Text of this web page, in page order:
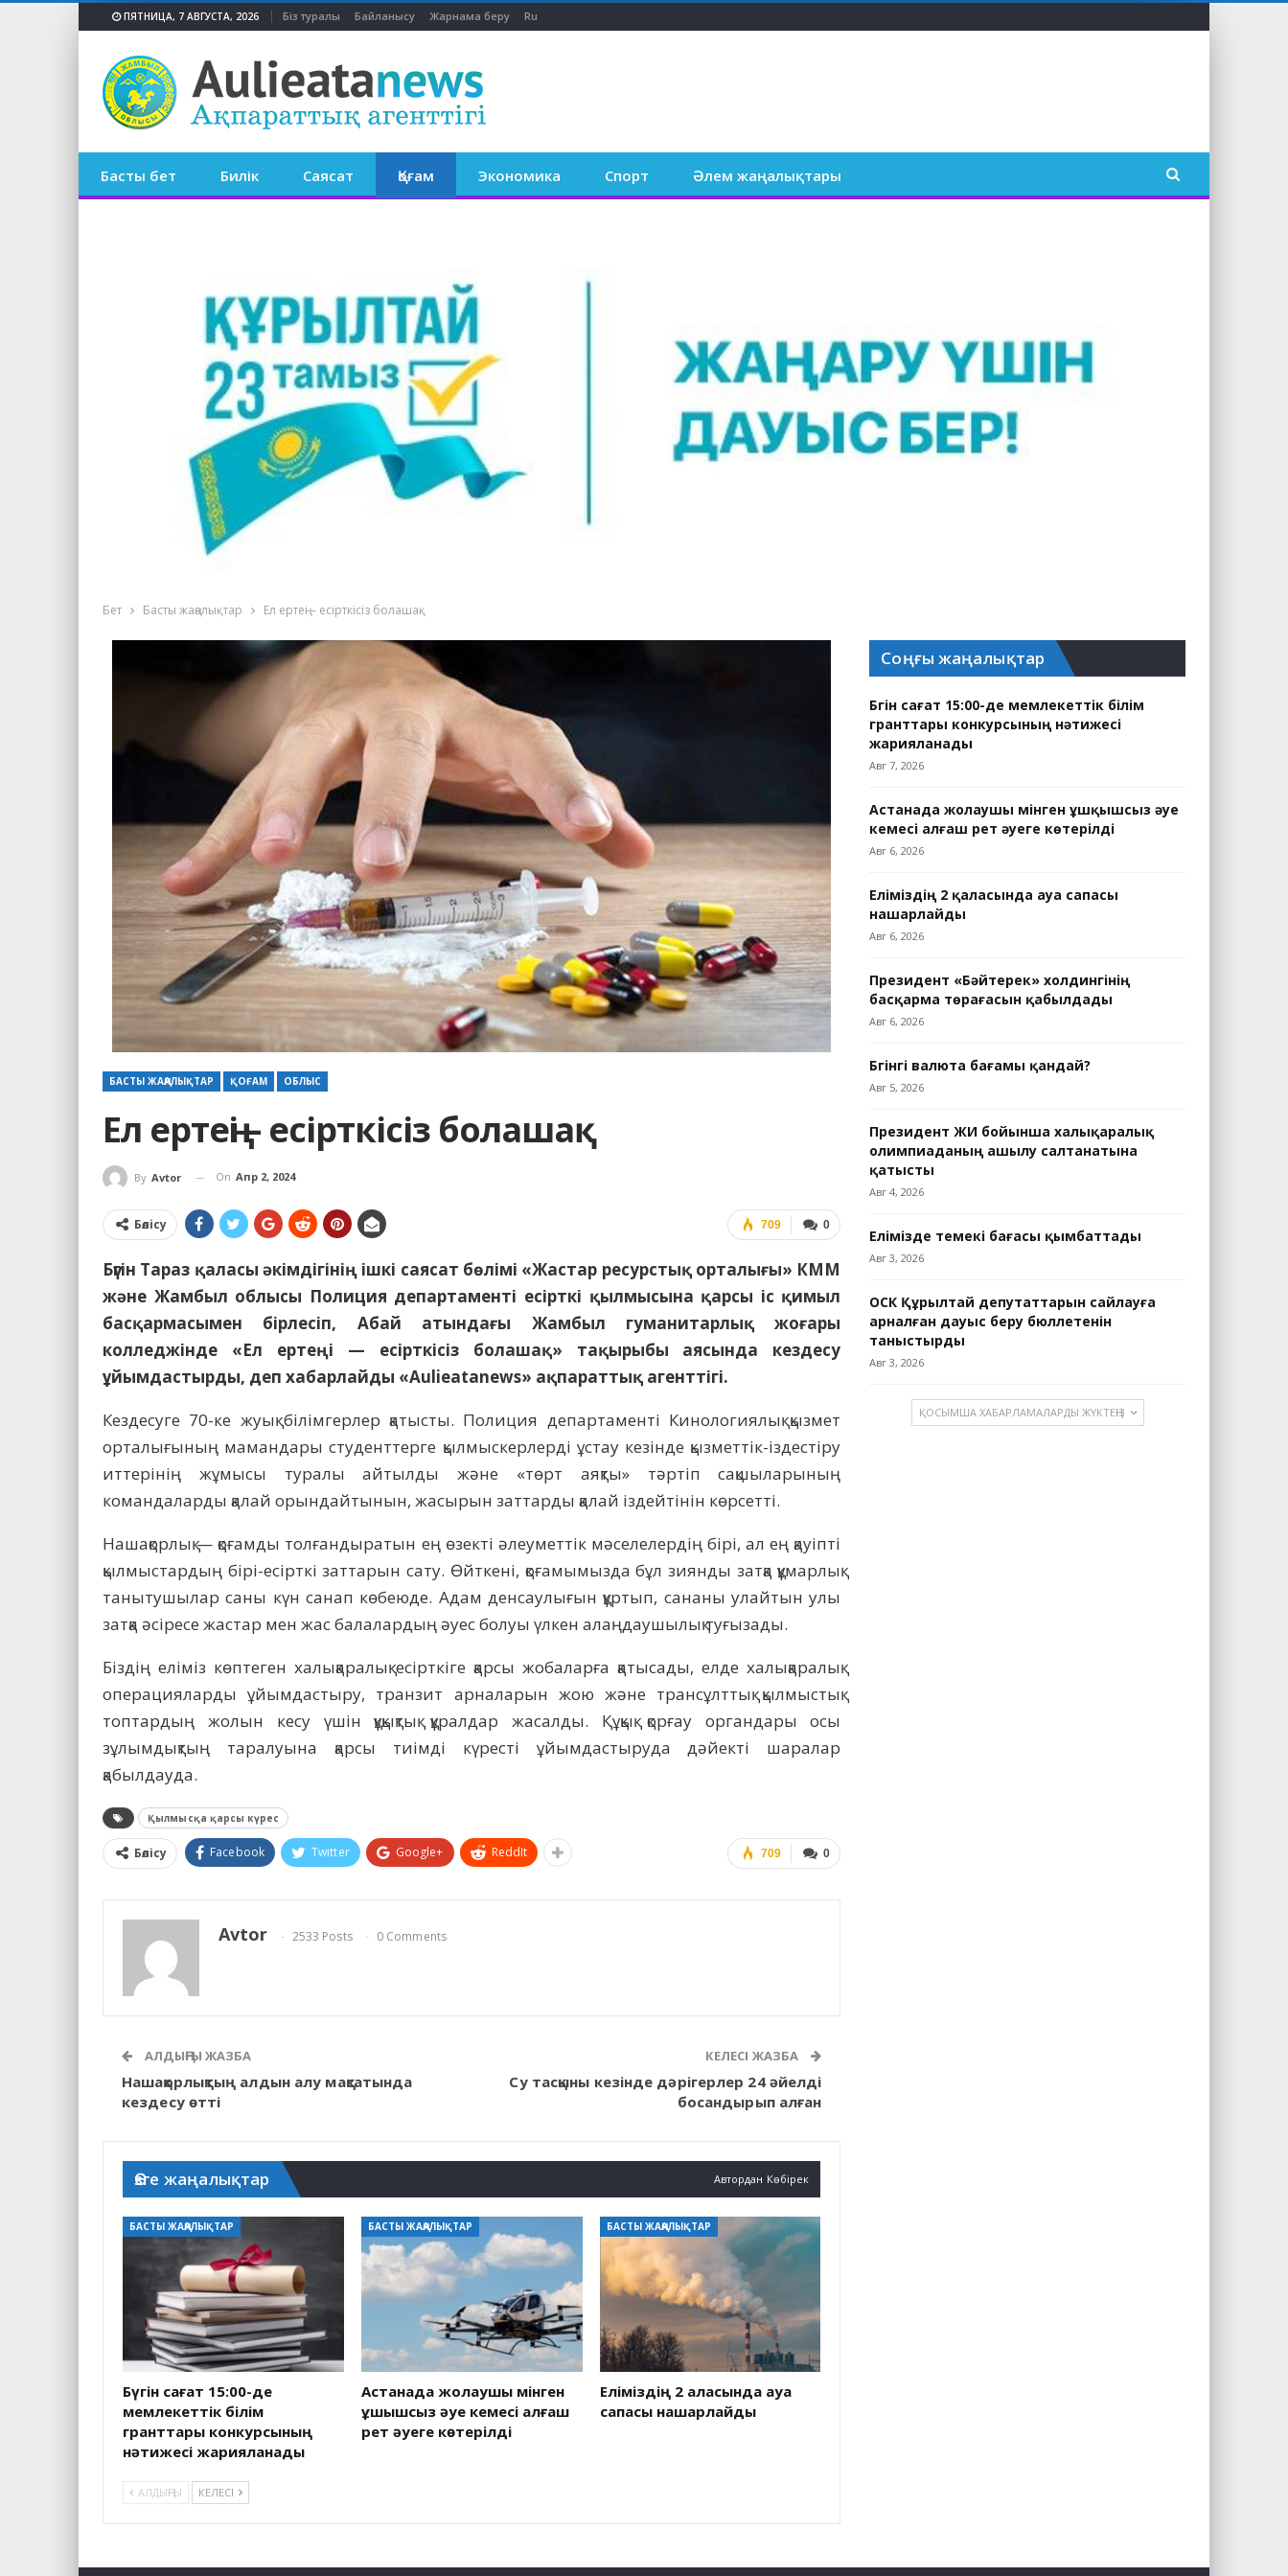
ПЯТНИЦА, 7 АВГУСТА, 2026 Біз туралы Байланысу Жарнама беру Ru
Басты бет Билік Саясат Қоғам Экономика Спорт Әлем жаңалықтары
Бет Басты жаңалықтар Ел ертеңі – есірткісіз болашақ
БАСТЫ ЖАҢАЛЫҚТАР ҚОҒАМ ОБЛЫС
Ел ертеңі – есірткісіз болашақ
By Avtor On Апр 2, 2024
0
709
Бөлісу
Бүгін Тараз қаласы әкімдігінің ішкі саясат бөлімі «Жастар ресурстық орталығы» КММ
және Жамбыл облысы Полиция департаменті есірткі қылмысына қарсы іс қимыл
басқармасымен бірлесіп, Абай атындағы Жамбыл гуманитарлық жоғары
колледжінде «Ел ертеңі — есірткісіз болашақ» тақырыбы аясында кездесу
ұйымдастырды, деп хабарлайды «Aulieatanews» ақпараттық агенттігі.
Кездесуге 70-ке жуық білімгерлер қатысты. Полиция департаменті Кинологиялық қызмет
орталығының мамандары студенттерге қылмыскерлерді ұстау кезінде қызметтік-іздестіру
иттерінің жұмысы туралы айтылды және «төрт аяқты» тәртіп сақшыларының
командаларды қалай орындайтынын, жасырын заттарды қалай іздейтінін көрсетті.
Нашақорлық — қоғамды толғандыратын ең өзекті әлеуметтік мәселелердің бірі, ал ең қауіпті
қылмыстардың бірі-есірткі заттарын сату. Өйткені, қоғамымызда бұл зиянды затқа құмарлық
танытушылар саны күн санап көбеюде. Адам денсаулығын құртып, сананы улайтын улы
затқа әсіресе жастар мен жас балалардың әуес болуы үлкен алаңдаушылық туғызады.
Біздің еліміз көптеген халықаралық есірткіге қарсы жобаларға қатысады, елде халықаралық
операцияларды ұйымдастыру, транзит арналарын жою және трансұлттық қылмыстық
топтардың жолын кесу үшін құқықтық құралдар жасалды. Құқық қорғау органдары осы
зұлымдықтың таралуына қарсы тиімді күресті ұйымдастыруда дәйекті шаралар
қабылдауда.
Қылмысқа қарсы күрес
0
709
Бөлісу Facebook Twitter Google+ ReddIt
Avtor 2533 Posts 0 Comments
АЛДЫҢҒЫ ЖАЗБА
Нашақорлықтың алдын алу мақсатында
кездесу өтті
КЕЛЕСІ ЖАЗБА
Су тасқыны кезінде дәрігерлер 24 әйелді
босандырып алған
Өзге жаңалықтар Автордан Көбірек
БАСТЫ ЖАҢАЛЫҚТАР
Бүгін сағат 15:00-де
мемлекеттік білім
гранттары конкурсының
нәтижесі жарияланады
БАСТЫ ЖАҢАЛЫҚТАР
Астанада жолаушы мінген
ұшқышсыз әуе кемесі алғаш
рет әуеге көтерілді
БАСТЫ ЖАҢАЛЫҚТАР
Еліміздің 2 қаласында ауа
сапасы нашарлайды
АЛДЫҢҒЫ КЕЛЕСІ
Соңғы жаңалықтар
Бүгін сағат 15:00-де мемлекеттік білім
гранттары конкурсының нәтижесі
жарияланады
Авг 7, 2026
Астанада жолаушы мінген ұшқышсыз әуе
кемесі алғаш рет әуеге көтерілді
Авг 6, 2026
Еліміздің 2 қаласында ауа сапасы
нашарлайды
Авг 6, 2026
Президент «Бәйтерек» холдингінің
басқарма төрағасын қабылдады
Авг 6, 2026
Бүгінгі валюта бағамы қандай?
Авг 5, 2026
Президент ЖИ бойынша халықаралық
олимпиаданың ашылу салтанатына
қатысты
Авг 4, 2026
Елімізде темекі бағасы қымбаттады
Авг 3, 2026
ОСК Құрылтай депутаттарын сайлауға
арналған дауыс беру бюллетенін
таныстырды
Авг 3, 2026
ҚОСЫМША ХАБАРЛАМАЛАРДЫ ЖҮКТЕҢІЗ